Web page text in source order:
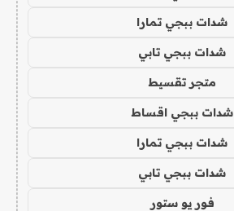
شدات ببجي تمارا
شدات ببجي تابي
متجر تقسيط
شدات ببجي اقساط
شدات ببجي تمارا
شدات ببجي تابي
فور يو ستور